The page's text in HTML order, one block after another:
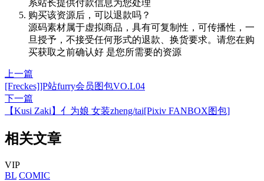
系站长提供付款信息为您处理
购买该资源后，可以退款吗？
源码素材属于虚拟商品，具有可复制性，可传播性，一
旦授予，不接受任何形式的退款、换货要求。请您在购
买获取之前确认好 是您所需要的资源
上一篇
[Freckes]]P站furry会员图包VO.L04
下一篇
【Kusi Zaki】亻为娘 女装zheng/tai[Pixiv FANBOX图包]
相关文章
VIP
BL COMIC